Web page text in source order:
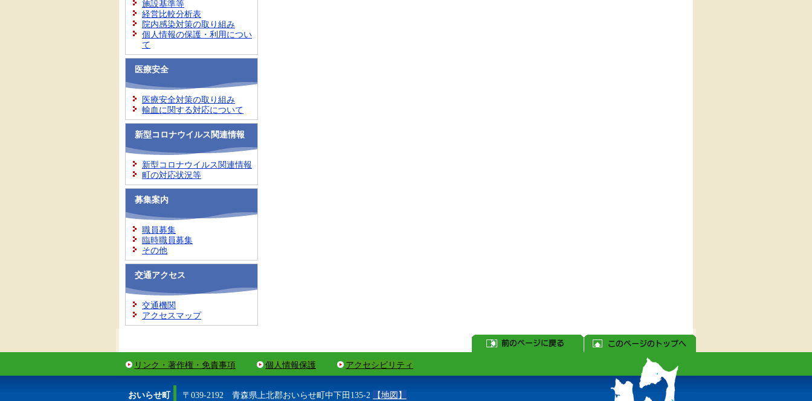
施設基準等
経営比較分析表
院内感染対策の取り組み
個人情報の保護・利用につい
て
医療安全
医療安全対策の取り組み
輸血に関する対応について
新型コロナウイルス関連情報
新型コロナウイルス関連情報
町の対応状況等
募集案内
職員募集
臨時職員募集
その他
交通アクセス
交通機関
アクセスマップ
リンク・著作権・免責事項 個人情報保護 アクセシビリティ
おいらせ町 〒039-2192 青森県上北郡おいらせ町中下田135-2 【地図】